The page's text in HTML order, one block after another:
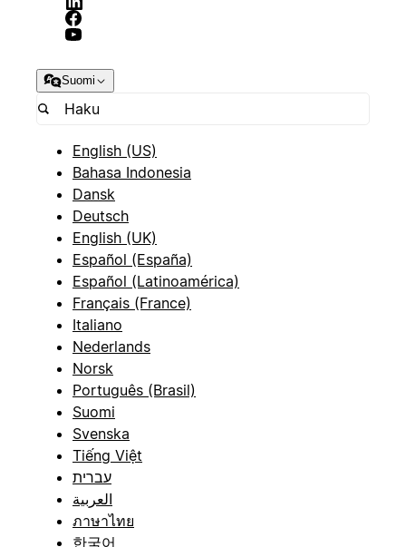
Suomi
English (US)
Bahasa Indonesia
Dansk
Deutsch
English (UK)
Español (España)
Español (Latinoamérica)
Français (France)
Italiano
Nederlands
Norsk
Português (Brasil)
Suomi
Svenska
Tiếng Việt
עברית
العربية
ภาษาไทย
한국어